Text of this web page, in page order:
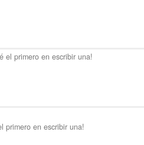
el primero en escribir una!
primero en escribir una!